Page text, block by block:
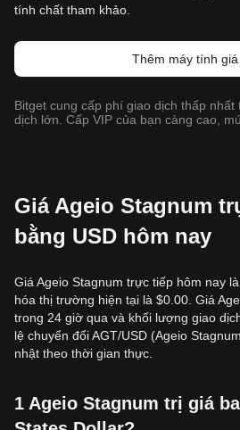
tính chất tham khảo.
Thêm máy tính
Bitget cung cấp phí giao dịch thấp nhất
dịch lớn. Cấp VIP của bạn càng cao,
Giá Ageio Stagnum
bằng USD hôm nay
Giá Ageio Stagnum trực tiếp hôm nay
hóa thị trường hiện tại là $0.00. Giá
trong 24 giờ qua và khối lượng giao
lệ chuyển đổi AGT/USD (Ageio
nhật theo thời gian thực.
1 Ageio Stagnum trị giá